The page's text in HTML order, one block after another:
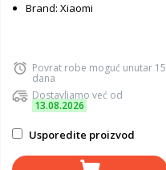
Brand: Xiaomi
Povrat robe moguć unutar 15
dana
Dostavljamo već od
13.08.2026
Usporedite proizvod